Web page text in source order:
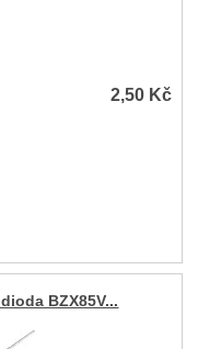
2,50 Kč
BZX85V...